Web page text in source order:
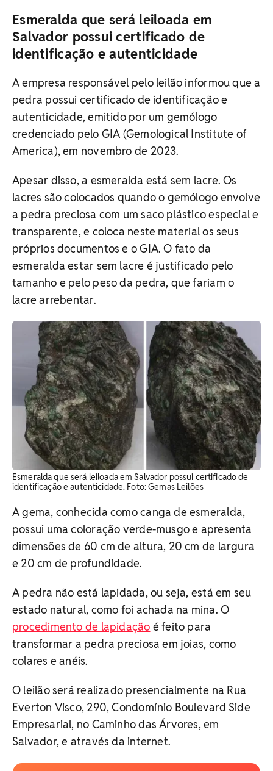
Esmeralda que será leiloada em
Salvador possui certificado de
identificação e autenticidade
A empresa responsável pelo leilão informou que a
pedra possui certificado de identificação e
autenticidade, emitido por um gemólogo
credenciado pelo GIA (Gemological Institute of
America), em novembro de 2023.
Apesar disso, a esmeralda está sem lacre. Os
lacres são colocados quando o gemólogo envolve
a pedra preciosa com um saco plástico especial e
transparente, e coloca neste material os seus
próprios documentos e o GIA. O fato da
esmeralda estar sem lacre é justificado pelo
tamanho e pelo peso da pedra, que fariam o
lacre arrebentar.
Esmeralda que será leiloada em Salvador possui certificado de
identificação e autenticidade. Foto: Gemas Leilões
A gema, conhecida como canga de esmeralda,
possui uma coloração verde-musgo e apresenta
dimensões de 60 cm de altura, 20 cm de largura
e 20 cm de profundidade.
A pedra não está lapidada, ou seja, está em seu
estado natural, como foi achada na mina. O
procedimento de lapidação é feito para
transformar a pedra preciosa em joias, como
colares e anéis.
O leilão será realizado presencialmente na Rua
Everton Visco, 290, Condomínio Boulevard Side
Empresarial, no Caminho das Árvores, em
Salvador, e através da internet.